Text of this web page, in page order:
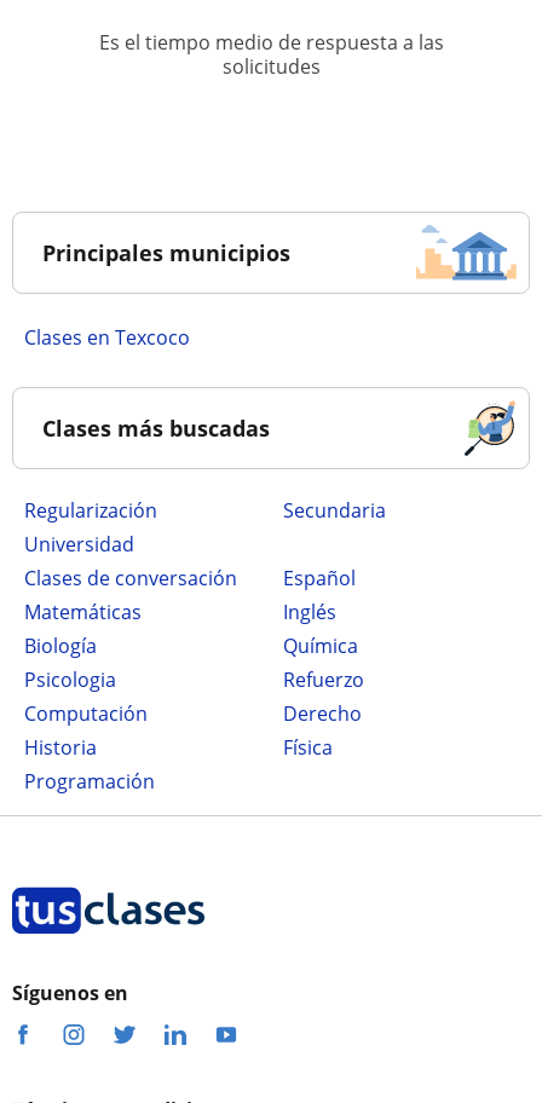
Es el tiempo medio de respuesta a las
solicitudes
Principales municipios
Clases en Texcoco
Clases más buscadas
Regularización
secundaria
Universidad
Clases de conversación
Español
Matemáticas
Inglés
Biología
Química
Psicologia
Refuerzo
Computación
Derecho
Historia
Física
Programación
Síguenos en